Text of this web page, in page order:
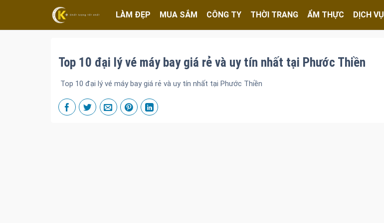
LÀM ĐẸP MUA SẮM CÔNG TY THỜI TRANG ẨM THỰC DỊCH VỤ
Top 10 đại lý vé máy bay giá rẻ và uy tín nhất tại Phước Thiền
Top 10 đại lý vé máy bay giá rẻ và uy tín nhất tại Phước Thiền